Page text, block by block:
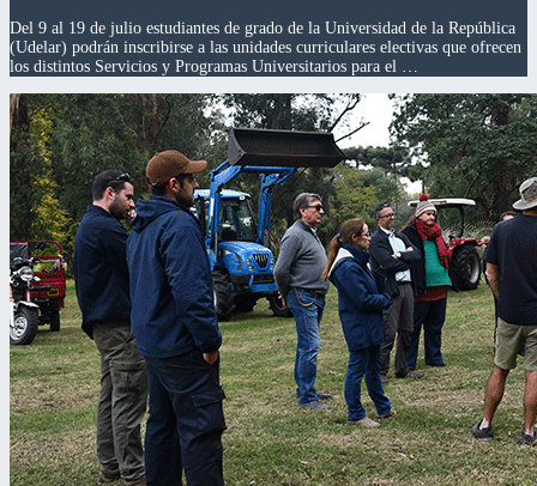
Del 9 al 19 de julio estudiantes de grado de la Universidad de la República
(Udelar) podrán inscribirse a las unidades curriculares electivas que ofrecen
los distintos Servicios y Programas Universitarios para el …